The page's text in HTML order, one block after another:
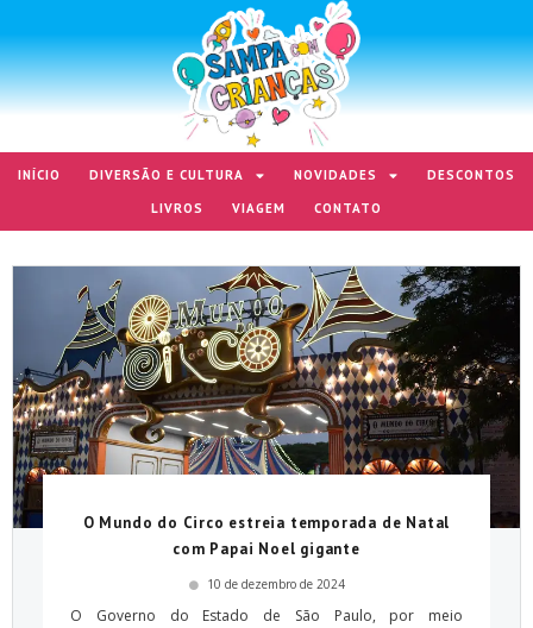
INÍCIO DIVERSÃO E CULTURA NOVIDADES
DESCONTOS
LIVROS
VIAGEM CONTATO
O Mundo do Circo estreia temporada de Natal
com Papai Noel gigante
10 de dezembro de 2024
O Governo do Estado de São Paulo, por meio